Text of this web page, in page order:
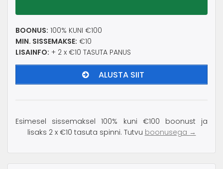
BOONUS: 100% KUNI €100
MIN. SISSEMAKSE: €10
LISAINFO: + 2 x €10 TASUTA PANUS
ALUSTA SIIT
Esimesel sissemaksel 100% kuni €100 boonust ja
lisaks 2 x €10 tasuta spinni. Tutvu boonusega →